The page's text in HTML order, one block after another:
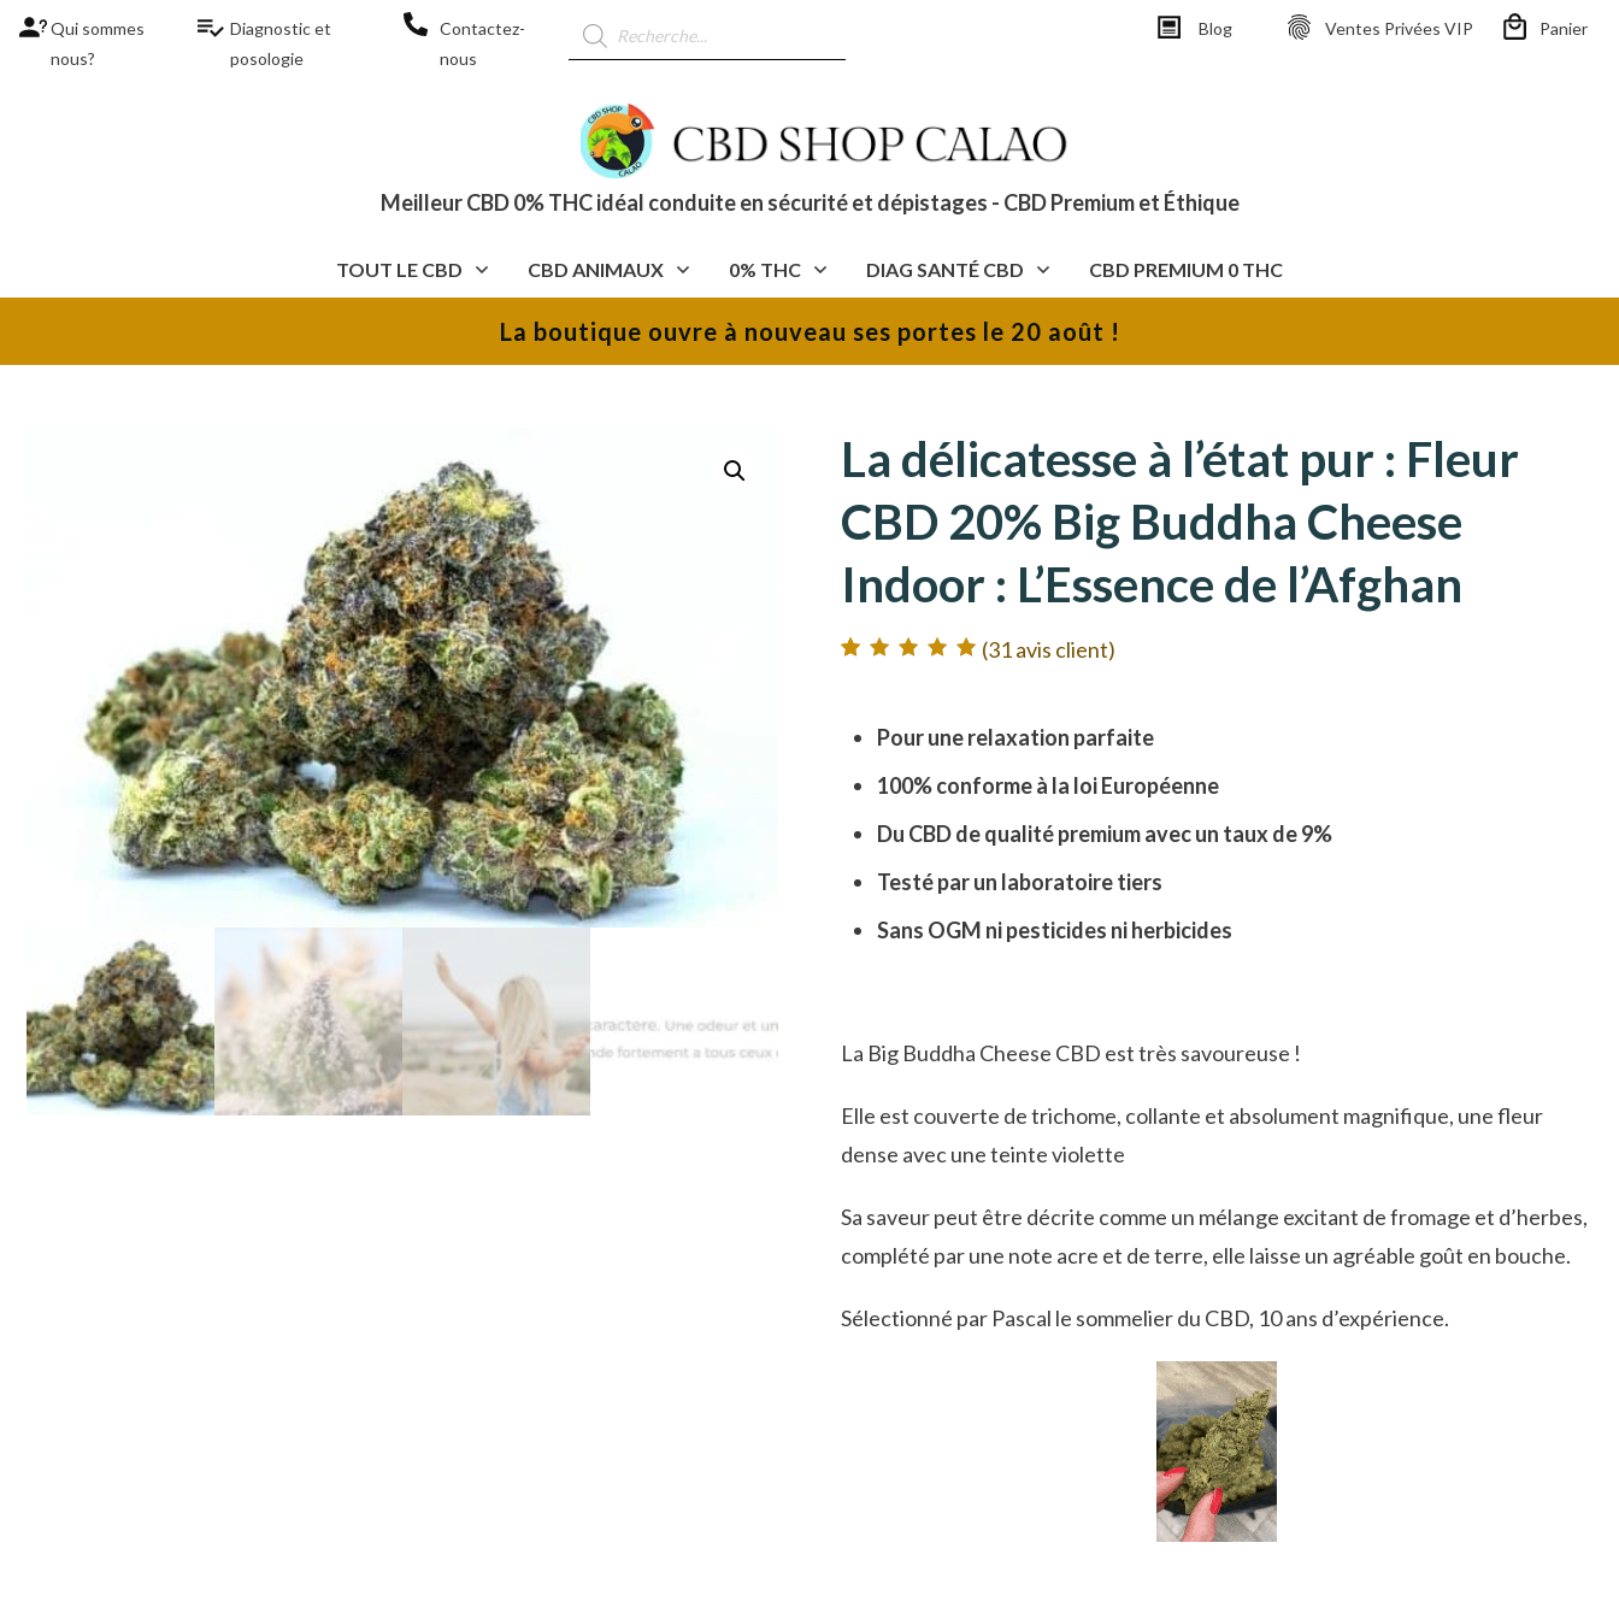
Qui sommes
nous?
Diagnostic et
posologie
Contactez-
nous
Recherche
de
produits
Blog Ventes Privées VIP Panier
Meilleur CBD 0% THC idéal conduite en sécurité et dépistages - CBD Premium et Éthique
TOUT LE CBD CBD ANIMAUX 0% THC DIAG SANTÉ CBD CBD PREMIUM 0 THC
La boutique ouvre à nouveau ses portes le 20 août !
La délicatesse à l’état pur : Fleur
CBD 20% Big Buddha Cheese
Indoor : L’Essence de l’Afghan
(31avis client)
Pour une relaxation parfaite
100% conforme à la loi Européenne
Du CBD de qualité premium avec un taux de 9%
Testé par un laboratoire tiers
Sans OGM ni pesticides ni herbicides
La Big Buddha Cheese CBD est très savoureuse !
Elle est couverte de trichome, collante et absolument magnifique, une fleur
dense avec une teinte violette
Sa saveur peut être décrite comme un mélange excitant de fromage et d’herbes,
complété par une note acre et de terre, elle laisse un agréable goût en bouche.
Sélectionné par Pascal le sommelier du CBD, 10 ans d’expérience.